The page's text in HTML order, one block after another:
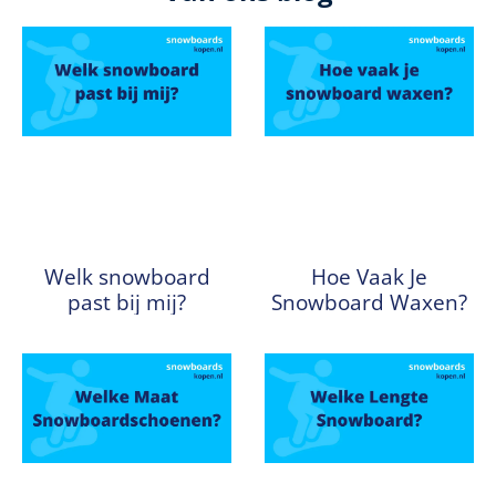
Welk snowboard
past bij mij?
Hoe Vaak Je
Snowboard Waxen?